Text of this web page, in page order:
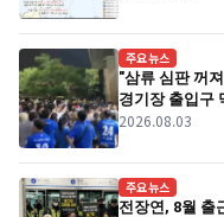
주요뉴스
"삼류 심판 꺼
경기장 출입구
2026.08.03
주요뉴스
전장연, 8월 출